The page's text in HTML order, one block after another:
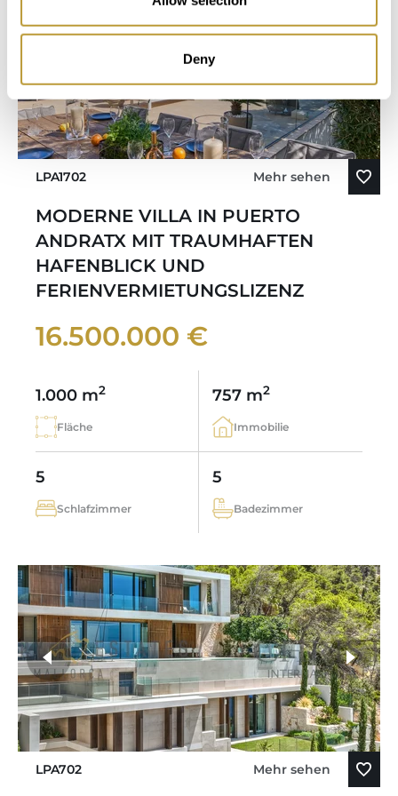
Deny
LPA1702 Mehr sehen
MODERNE VILLA IN PUERTO
ANDRATX MIT TRAUMHAFTEN
HAFENBLICK UND
FERIENVERMIETUNGSLIZENZ
16.500.000 €
1.000 m2
Fläche
757 m2
Immobilie
5
Schlafzimmer
5
Badezimmer
LPA702 Mehr sehen